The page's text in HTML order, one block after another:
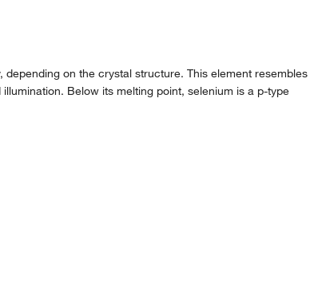
on the crystal structure. This element resembles
Below its melting point, selenium is a p-type